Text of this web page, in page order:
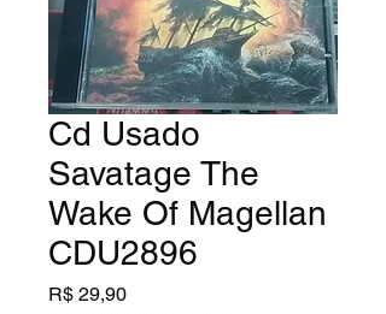
Cd Usado
Savatage The
Wake Of Magellan
CDU2896
R$ 29,90Preço